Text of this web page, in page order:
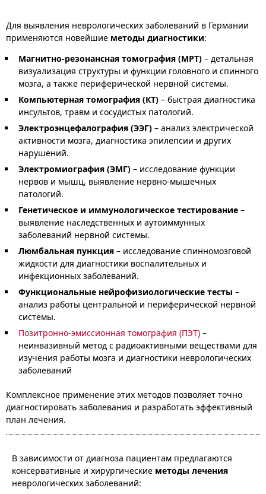
Для выявления неврологических заболеваний в Германии
применяются новейшие методы диагностики:
Магнитно-резонансная томография (МРТ) – детальная
визуализация структуры и функции головного и спинного
мозга, а также периферической нервной системы.
Компьютерная томография (КТ) – быстрая диагностика
инсультов, травм и сосудистых патологий.
Электроэнцефалография (ЭЭГ) – анализ электрической
активности мозга, диагностика эпилепсии и других
нарушений.
Электромиография (ЭМГ) – исследование функции
нервов и мышц, выявление нервно-мышечных
патологий.
Генетическое и иммунологическое тестирование –
выявление наследственных и аутоиммунных
заболеваний нервной системы.
Люмбальная пункция – исследование спинномозговой
жидкости для диагностики воспалительных и
инфекционных заболеваний.
Функциональные нейрофизиологические тесты –
анализ работы центральной и периферической нервной
системы.
Позитронно-эмиссионная томография (ПЭТ) –
неинвазивный метод с радиоактивными веществами для
изучения работы мозга и диагностики неврологических
заболеваний
Комплексное применение этих методов позволяет точно
диагностировать заболевания и разработать эффективный
план лечения.
В зависимости от диагноза пациентам предлагаются
консервативные и хирургические методы лечения
неврологических заболеваний: